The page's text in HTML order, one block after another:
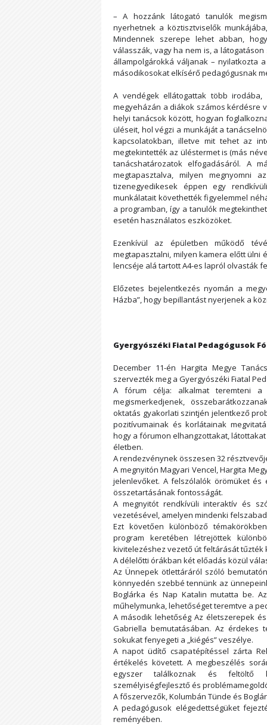
– A hozzánk látogató tanulók
nyerhetnek a köztisztviselők
Mindennek szerepe lehet abban,
válasszák, vagy ha nem is, a
állampolgárokká váljanak – nyilatkozta
másodikosokat elkísérő pedagógusnak
A vendégek ellátogattak több
megyeházán a diákok számos kérdésre
helyi tanácsok között, hogyan
üléseit, hol végzi a munkáját a
kapcsolatokban, illetve mit tehet az
megtekintették az üléstermet is (más
tanácshatározatok elfogadásáról. A
megtapasztalva, milyen megnyomni
tizenegyedikesek éppen egy
munkálatait követhették figyelemmel
a programban, így a tanulók
esetén használatos eszközöket.
Ezenkívül az épületben működő
megtapasztalni, milyen kamera előtt ülni
lencséje alá tartott A4-es lapról olvasták
Előzetes bejelentkezés nyomán a
Házba”, hogy bepillantást nyerjenek a
Gyergyószéki Fiatal Pedagógusok
December 11-én Hargita Megye
szervezték meg a Gyergyószéki Fiatal
A fórum célja: alkalmat teremteni a
megismerkedjenek,
oktatás gyakorlati szintjén jelentkező
pozitívumainak és korlátainak
hogy a fórumon elhangzottakat,
életben.
A rendezvénynek összesen 32
A megnyitón Magyari Vencel, Hargita
jelenlevőket. A felszólalók örömüket és
összetartásának fontosságát.
A megnyitót rendkívüli interaktív és
vezetésével, amelyen mindenki
Ezt követően különböző
program keretében létrejöttek
kivitelezéshez vezető út feltárását tűzték
A délelőtti órákban két előadás közül
Az Ünnepek ötlettáráról szóló
könnyedén szebbé tennünk az
Boglárka és Nap Katalin mutatta be.
műhelymunka, lehetőséget teremtve a
A második lehetőség Az életszerepek
Gabriella bemutatásában. Az érdekes
sokukat fenyegeti a „kiégés” veszélye.
A napot üdítő csapatépítéssel zárta
értékelés követett. A megbeszélés
egyszer találkoznak és feltöltő
személyiségfejlesztő és
A főszervezők, Kolumbán Tünde és
A pedagógusok elégedettségüket
reményében.